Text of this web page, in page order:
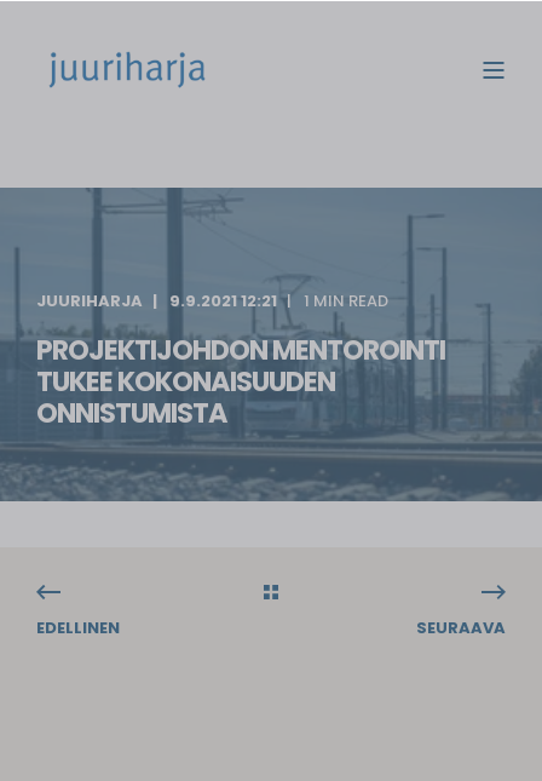
JUURIHARJA 9.9.2021 12:21 1 MIN READ
PROJEKTIJOHDON MENTOROINTI
TUKEE KOKONAISUUDEN
ONNISTUMISTA
EDELLINEN SEURAAVA